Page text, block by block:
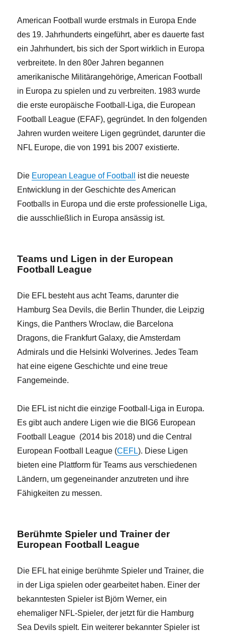
American Football wurde erstmals in Europa Ende
des 19. Jahrhunderts eingeführt, aber es dauerte fast
ein Jahrhundert, bis sich der Sport wirklich in Europa
verbreitete. In den 80er Jahren begannen
amerikanische Militärangehörige, American Football
in Europa zu spielen und zu verbreiten. 1983 wurde
die erste europäische Football-Liga, die European
Football League (EFAF), gegründet. In den folgenden
Jahren wurden weitere Ligen gegründet, darunter die
NFL Europe, die von 1991 bis 2007 existierte.
Die European League of Football
ist die neueste
Entwicklung in der Geschichte des American
Footballs in Europa und die erste professionelle Liga,
die ausschließlich in Europa ansässig ist.
Teams und Ligen in der European
Football League
Die EFL besteht aus acht Teams, darunter die
Hamburg Sea Devils, die Berlin Thunder, die Leipzig
Kings, die Panthers Wroclaw, die Barcelona
Dragons, die Frankfurt Galaxy, die Amsterdam
Admirals und die Helsinki Wolverines. Jedes Team
hat eine eigene Geschichte und eine treue
Fangemeinde.
Die EFL ist nicht die einzige Football-Liga in Europa.
Es gibt auch andere Ligen wie die BIG6 European
Football League (2014 bis 2018) und die Central
European Football League (CEFL). Diese Ligen
bieten eine Plattform für Teams aus verschiedenen
Ländern, um gegeneinander anzutreten und ihre
Fähigkeiten zu messen.
Berühmte Spieler und Trainer der
European Football League
Die EFL hat einige berühmte Spieler und Trainer, die
in der Liga spielen oder gearbeitet haben. Einer der
bekanntesten Spieler ist Björn Werner, ein
ehemaliger NFL-Spieler, der jetzt für die Hamburg
Sea Devils spielt. Ein weiterer bekannter Spieler ist